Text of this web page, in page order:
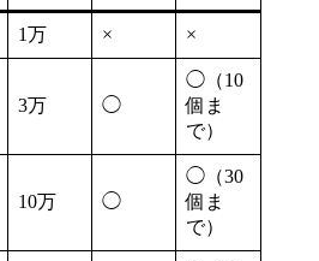
1万 × ×
3万 ◯
◯（10
個ま
で）
10万 ◯
◯（30
個ま
で）